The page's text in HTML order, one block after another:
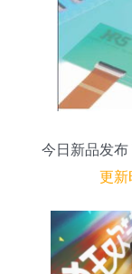
今日新品发
更新